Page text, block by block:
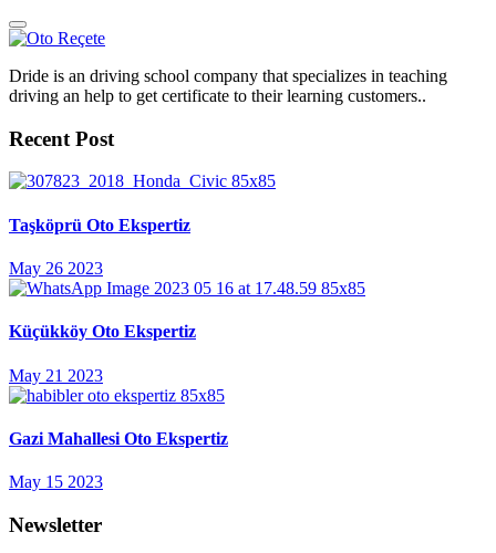
Dride is an driving school company that specializes in teaching
driving an help to get certificate to their learning customers..
Recent Post
Taşköprü Oto Ekspertiz
May 26 2023
Küçükköy Oto Ekspertiz
May 21 2023
Gazi Mahallesi Oto Ekspertiz
May 15 2023
Newsletter